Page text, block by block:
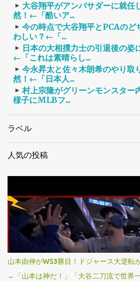
大谷翔平がアンバサダーに就任
然！←「酷いア...
今の時点で大谷翔平とPCAの
わしい？←「...
日本の大相撲力士の引退後の姿
←「これは素晴らし...
今永昇太と佐々木朗希のやり
然！←「日本人...
村上宗隆がグリーンモンスター
様子にMLBフ...
ラベル
人気の投稿
山本由伸がWS3勝目！ドジャース大逆転
←「山本は神だ！」「大谷二刀流で世界